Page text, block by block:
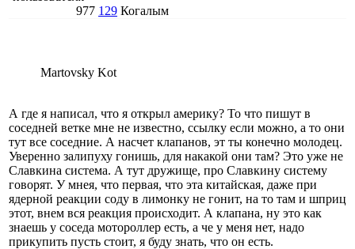
977 129 Когалым
Martovsky Kot
А где я написал, что я открыл америку? То что пишут в
соседней ветке мне не известно, ссылку если можно, а то они
тут все соседние. А насчет клапанов, эт ты конечно молодец.
Уверенно залипуху гонишь, для накакой они там? Это уже не
Славкина система. А тут дружище, про Славкину систему
говорят. У мнея, что первая, что эта китайская, даже при
ядерной реакции соду в лимонку не гонит, на то там и шприц
этот, внем вся реакция происходит. А клапана, ну это как
знаешь у соседа мотороллер есть, а че у меня нет, надо
прикупить пусть стоит, я буду знать, что он есть.